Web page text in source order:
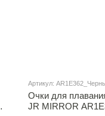
Артикул:
Очки для
JR MIRROR